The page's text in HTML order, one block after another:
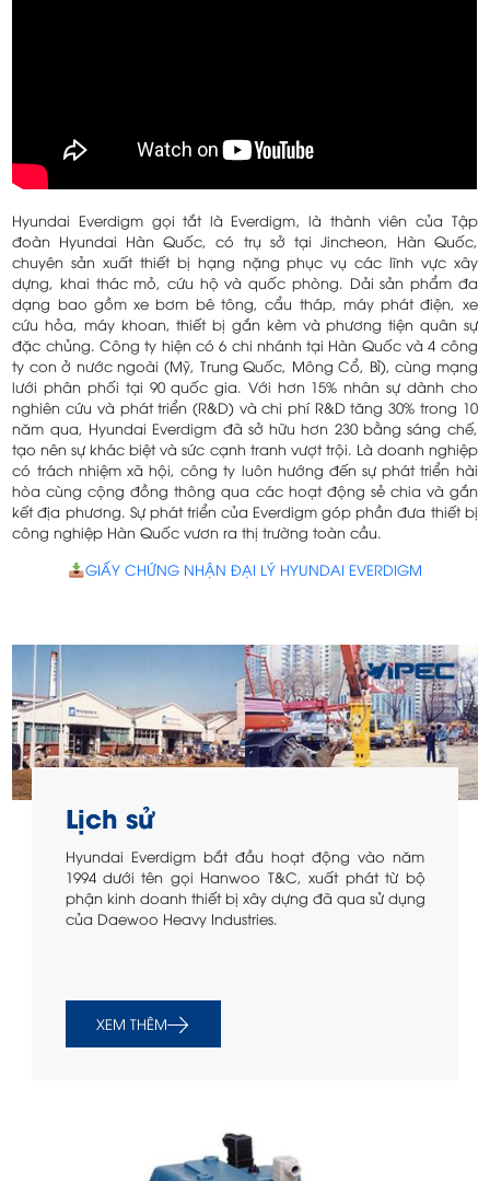
Hyundai Everdigm gọi tắt là Everdigm, là thành viên của Tập
đoàn Hyundai Hàn Quốc, có trụ sở tại Jincheon, Hàn Quốc,
chuyên sản xuất thiết bị hạng nặng phục vụ các lĩnh vực xây
dựng, khai thác mỏ, cứu hộ và quốc phòng. Dải sản phẩm đa
dạng bao gồm xe bơm bê tông, cẩu tháp, máy phát điện, xe
cứu hỏa, máy khoan, thiết bị gắn kèm và phương tiện quân sự
đặc chủng. Công ty hiện có 6 chi nhánh tại Hàn Quốc và 4 công
ty con ở nước ngoài (Mỹ, Trung Quốc, Mông Cổ, Bỉ), cùng mạng
lưới phân phối tại 90 quốc gia. Với hơn 15% nhân sự dành cho
nghiên cứu và phát triển (R&D) và chi phí R&D tăng 30% trong 10
năm qua, Hyundai Everdigm đã sở hữu hơn 230 bằng sáng chế,
tạo nên sự khác biệt và sức cạnh tranh vượt trội. Là doanh nghiệp
có trách nhiệm xã hội, công ty luôn hướng đến sự phát triển hài
hòa cùng cộng đồng thông qua các hoạt động sẻ chia và gắn
kết địa phương. Sự phát triển của Everdigm góp phần đưa thiết bị
công nghiệp Hàn Quốc vươn ra thị trường toàn cầu.
GIẤY CHỨNG NHẬN ĐẠI LÝ HYUNDAI EVERDIGM
Lịch sử
Hyundai Everdigm bắt đầu hoạt động vào năm
1994 dưới tên gọi Hanwoo T&C, xuất phát từ bộ
phận kinh doanh thiết bị xây dựng đã qua sử dụng
của Daewoo Heavy Industries.
XEM THÊM